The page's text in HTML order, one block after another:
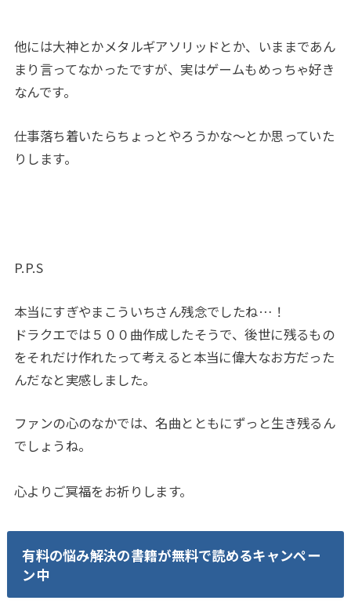
他には大神とかメタルギアソリッドとか、いままであん
まり言ってなかったですが、実はゲームもめっちゃ好き
なんです。
仕事落ち着いたらちょっとやろうかな～とか思っていた
りします。
P.P.S
本当にすぎやまこういちさん残念でしたね…！
ドラクエでは５００曲作成したそうで、後世に残るもの
をそれだけ作れたって考えると本当に偉大なお方だった
んだなと実感しました。
ファンの心のなかでは、名曲とともにずっと生き残るん
でしょうね。
心よりご冥福をお祈りします。
有料の悩み解決の書籍が無料で読めるキャンペー
ン中